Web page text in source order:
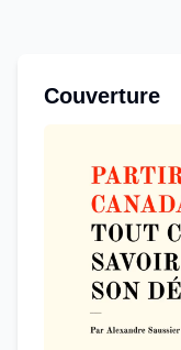
Couverture